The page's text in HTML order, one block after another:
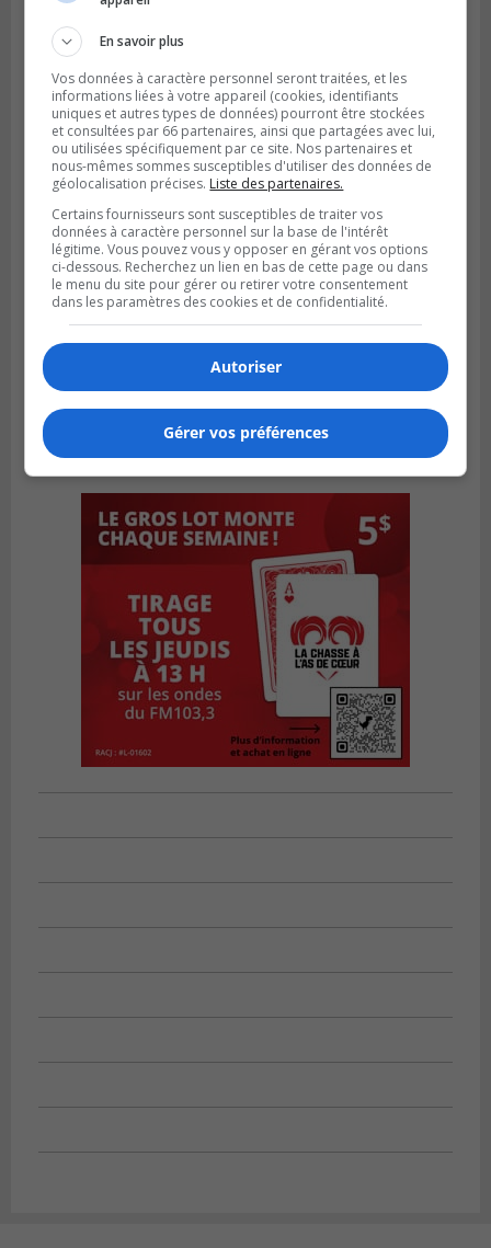
VIEUX-LONGUEUIL
Publié le 3 août 2026 à 14h47
Le Livre bleu rassemble 200 curieux à
Longueuil
En savoir plus
Vos données à caractère personnel seront traitées, et les
informations liées à votre appareil (cookies, identifiants
uniques et autres types de données) pourront être stockées
et consultées par 66 partenaires, ainsi que partagées avec lui,
ou utilisées spécifiquement par ce site. Nos partenaires et
nous-mêmes sommes susceptibles d'utiliser des données de
géolocalisation précises. Liste des partenaires.
Certains fournisseurs sont susceptibles de traiter vos
données à caractère personnel sur la base de l'intérêt
légitime. Vous pouvez vous y opposer en gérant vos options
ci-dessous. Recherchez un lien en bas de cette page ou dans
le menu du site pour gérer ou retirer votre consentement
dans les paramètres des cookies et de confidentialité.
Autoriser
Gérer vos préférences